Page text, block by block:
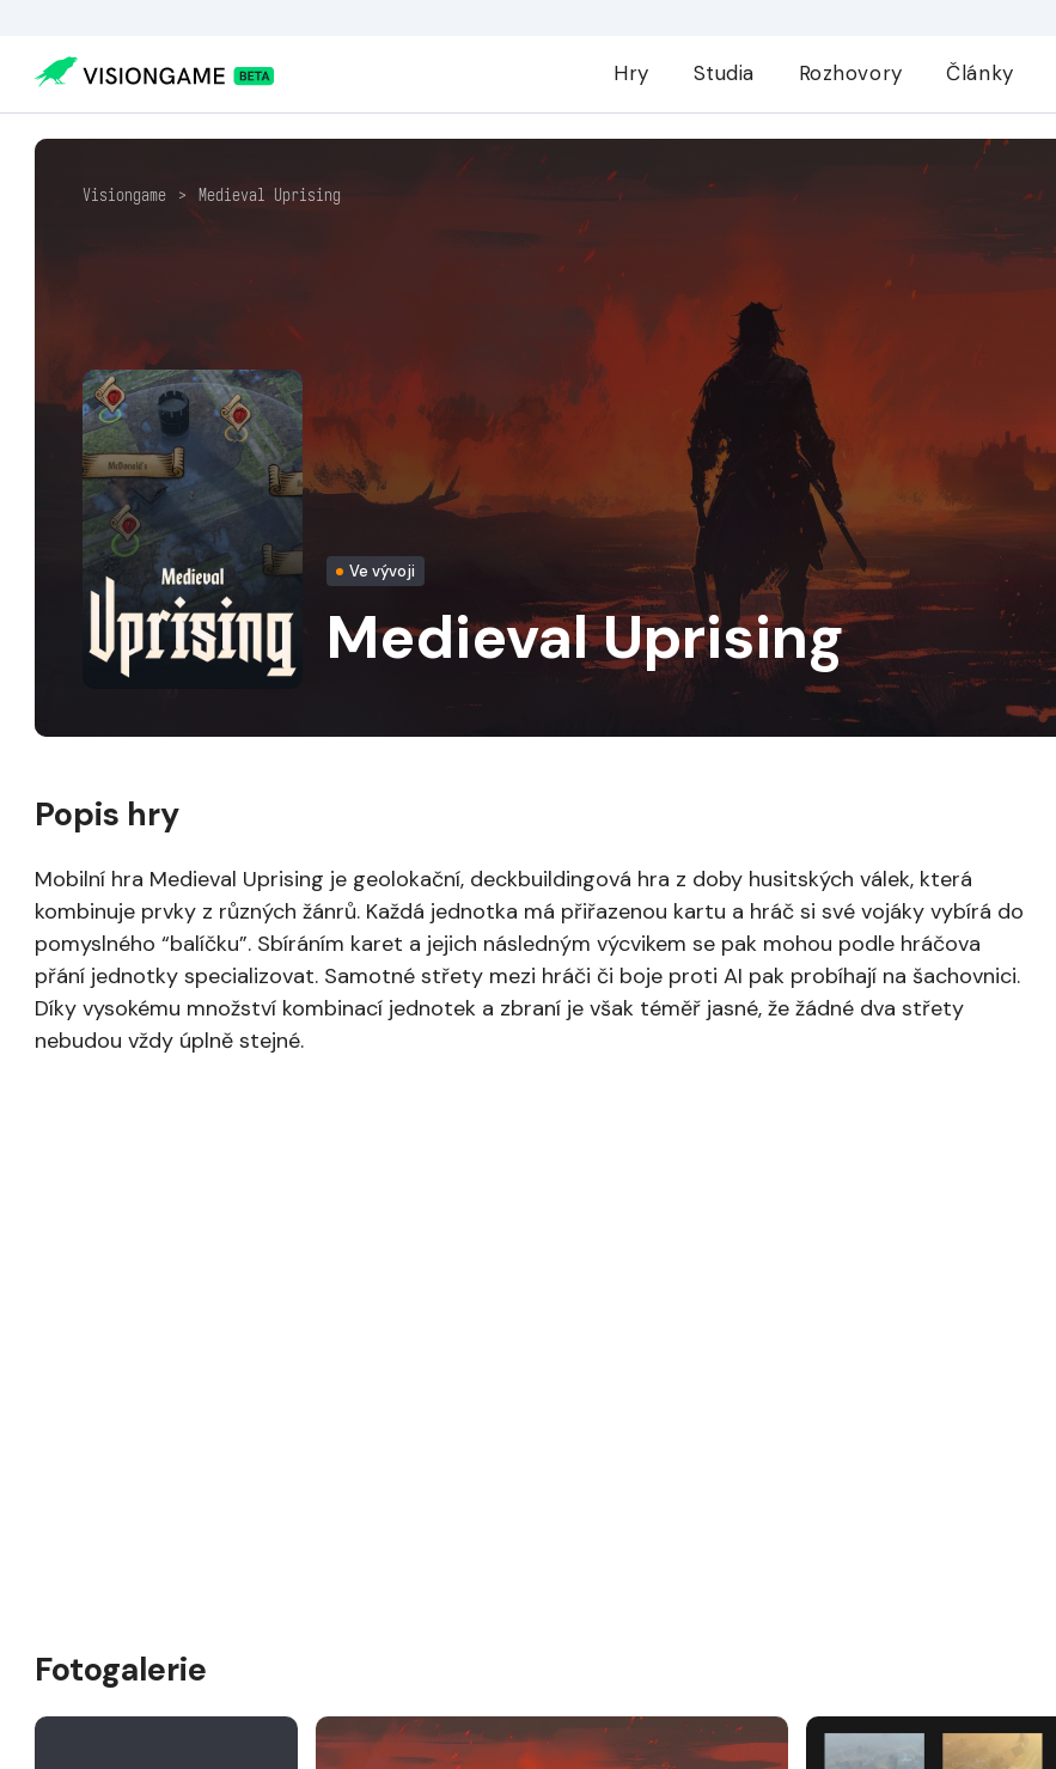
Hry Studia Rozhovory Články
Visiongame > Medieval Uprising
Ve vývoji
Medieval Uprising
Popis hry
Mobilní hra Medieval Uprising je geolokační, deckbuildingová hra z doby husitských válek, která
kombinuje prvky z různých žánrů. Každá jednotka má přiřazenou kartu a hráč si své vojáky vybírá do
pomyslného “balíčku”. Sbíráním karet a jejich následným výcvikem se pak mohou podle hráčova
přání jednotky specializovat. Samotné střety mezi hráči či boje proti AI pak probíhají na šachovnici.
Díky vysokému množství kombinací jednotek a zbraní je však téměř jasné, že žádné dva střety
nebudou vždy úplně stejné.
Fotogalerie